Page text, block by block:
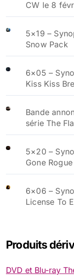
CW le 8
5×19 –
Snow Pack
6×05 –
Kiss Kiss
Bande
série The
5×20 –
Gone Rogue
6×06 –
License To
Produits
DVD et Blu-ray